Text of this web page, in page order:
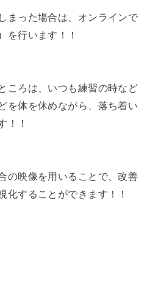
まった場合は、オンラインで
を行います！！
ころは、いつも練習の時など
を体を休めながら、落ち着い
！！
の映像を用いることで、改善
化することができます！！